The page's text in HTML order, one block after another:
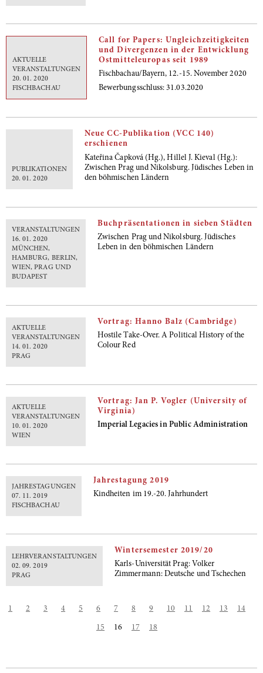
AKTUELLE
VERANSTALTUNGEN
20. 01. 2020
FISCHBACHAU
Call for Papers: Ungleichzeitigkeiten
und Divergenzen in der Entwicklung
Ostmitteleuropas seit 1989
Fischbachau/Bayern, 12.-15. November 2020
Bewerbungsschluss: 31.03.2020
PUBLIKATIONEN
20. 01. 2020
Neue CC-Publikation (VCC 140)
erschienen
Kateřina Čapková (Hg.), Hillel J. Kieval (Hg.):
Zwischen Prag und Nikolsburg. Jüdisches Leben in
den böhmischen Ländern
VERANSTALTUNGEN
16. 01. 2020
MÜNCHEN,
HAMBURG, BERLIN,
WIEN, PRAG UND
BUDAPEST
Buchpräsentationen in sieben Städten
Zwischen Prag und Nikolsburg. Jüdisches
Leben in den böhmischen Ländern
AKTUELLE
VERANSTALTUNGEN
14. 01. 2020
PRAG
Vortrag: Hanno Balz (Cambridge)
Hostile Take-Over. A Political History of the
Colour Red
AKTUELLE
VERANSTALTUNGEN
10. 01. 2020
WIEN
Vortrag: Jan P. Vogler (University of
Virginia)
Imperial Legacies in Public Administration
JAHRESTAGUNGEN
07. 11. 2019
FISCHBACHAU
Jahrestagung 2019
Kindheiten im 19.-20. Jahrhundert
LEHRVERANSTALTUNGEN
02. 09. 2019
PRAG
Wintersemester 2019/20
Karls-Universität Prag: Volker
Zimmermann: Deutsche und Tschechen
1 2 3 4 5 6 7 8 9 10 11 12 13 14
15 16 17 18